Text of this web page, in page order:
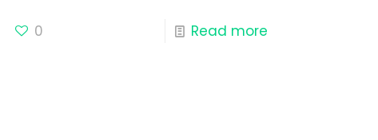
0 Read more